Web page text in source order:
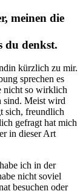
meinen die
du denkst.
kürzlich zu mir.
sprechen es
nicht so wirklich
sind. Meist wird
sich, freundlich
gefragt hat mich
in dieser Art
ich in der
nicht soviel
besuchen oder